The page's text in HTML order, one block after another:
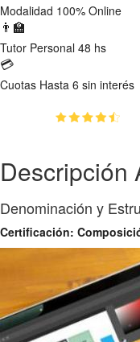
Modalidad 100% Online
👨‍🏫
Tutor Personal 48 hs
💳
Cuotas Hasta 6 sin interés
Descripción
Denominación y
Certificación: